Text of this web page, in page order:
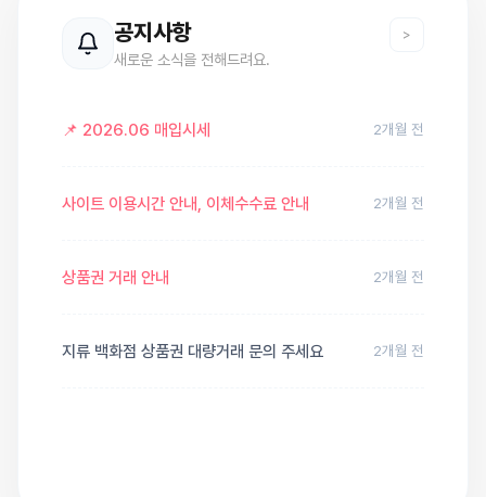
공지사항
새로운 소식을 전해드려요.
>
📌 2026.06 매입시세 2개월 전
사이트 이용시간 안내, 이체수수료 안내 2개월 전
상품권 거래 안내 2개월 전
지류 백화점 상품권 대량거래 문의 주세요 2개월 전